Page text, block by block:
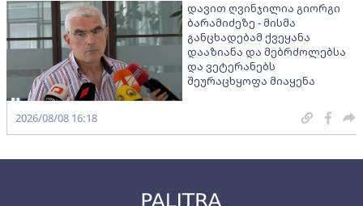
დავით ღვინჯილია გიორგი
ბარამიძეზე - მისმა
განცხადებამ ქვეყანა
დააზიანა და მებრძოლებსა
და ვეტერანებს
შეურაცხყოფა მიაყენა
2026/08/08 16:18